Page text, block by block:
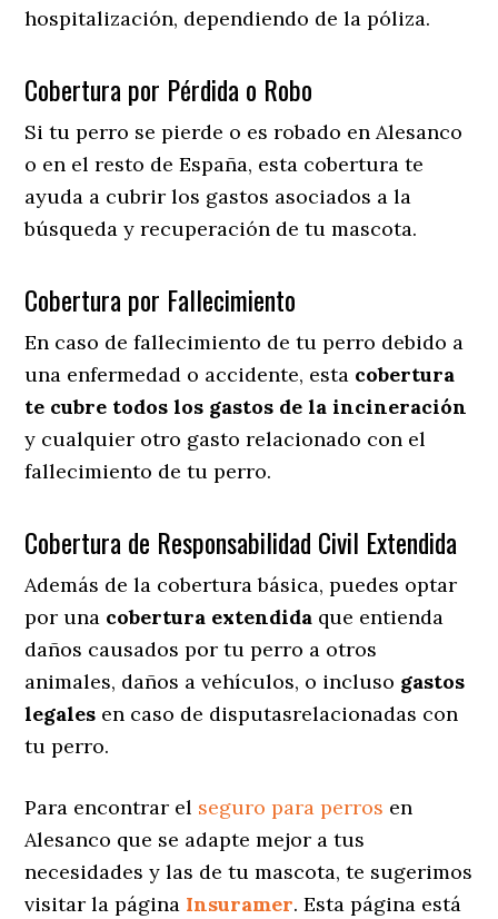
hospitalización, dependiendo de la póliza.
Cobertura por Pérdida o Robo
Si tu perro se pierde o es robado en Alesanco
o en el resto de España, esta cobertura te
ayuda a cubrir los gastos asociados a la
búsqueda y recuperación de tu mascota.
Cobertura por Fallecimiento
En caso de fallecimiento de tu perro debido a
una enfermedad o accidente, esta cobertura
te cubre todos los gastos de la incineración
y cualquier otro gasto relacionado con el
fallecimiento de tu perro.
Cobertura de Responsabilidad Civil Extendida
Además de la cobertura básica, puedes optar
por una cobertura extendida que entienda
daños causados por tu perro a otros
animales, daños a vehículos, o incluso gastos
legales en caso de disputasrelacionadas con
tu perro.
Para encontrar el seguro para perros en
Alesanco que se adapte mejor a tus
necesidades y las de tu mascota, te sugerimos
visitar la página Insuramer. Esta página está